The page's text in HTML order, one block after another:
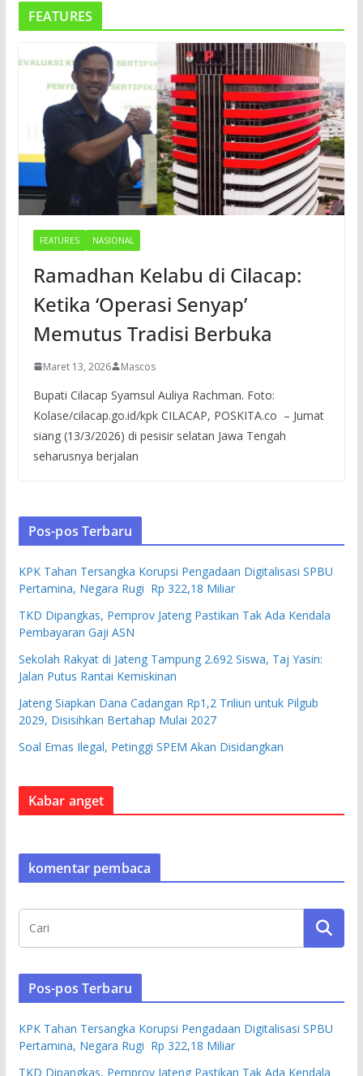
FEATURES
FEATURES NASIONAL
Ramadhan Kelabu di Cilacap:
Ketika ‘Operasi Senyap’
Memutus Tradisi Berbuka
Maret 13, 2026 Mascos
Bupati Cilacap Syamsul Auliya Rachman. Foto:
Kolase/cilacap.go.id/kpk CILACAP, POSKITA.co – Jumat
siang (13/3/2026) di pesisir selatan Jawa Tengah
seharusnya berjalan
Pos-pos Terbaru
KPK Tahan Tersangka Korupsi Pengadaan Digitalisasi SPBU
Pertamina, Negara Rugi Rp 322,18 Miliar
TKD Dipangkas, Pemprov Jateng Pastikan Tak Ada Kendala
Pembayaran Gaji ASN
Sekolah Rakyat di Jateng Tampung 2.692 Siswa, Taj Yasin:
Jalan Putus Rantai Kemiskinan
Jateng Siapkan Dana Cadangan Rp1,2 Triliun untuk Pilgub
2029, Disisihkan Bertahap Mulai 2027
Soal Emas Ilegal, Petinggi SPEM Akan Disidangkan
Kabar anget
komentar pembaca
Pos-pos Terbaru
KPK Tahan Tersangka Korupsi Pengadaan Digitalisasi SPBU
Pertamina, Negara Rugi Rp 322,18 Miliar
TKD Dipangkas, Pemprov Jateng Pastikan Tak Ada Kendala